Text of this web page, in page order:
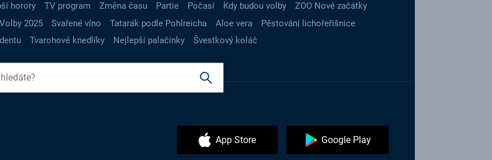
horory TV program Změna času Partie Počasí Kdy budou volby
ZOO Nové začátky
Volby 2025 Svařené víno Tatarák podle Pohlreicha Aloe vera
Pěstování lichořeřišnice
Tvarohové knedlíky Nejlepší palačinky Švestkový koláč
App Store Google Play